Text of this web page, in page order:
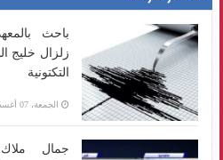
باحث
زلزال خليج
التكتونية
الجمعة، 07 أغسطس 2026 09:59 م
جمال